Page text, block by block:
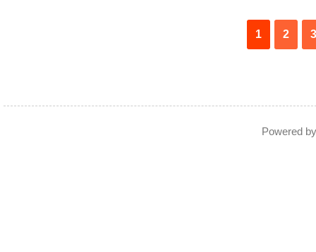
1 2
Powered